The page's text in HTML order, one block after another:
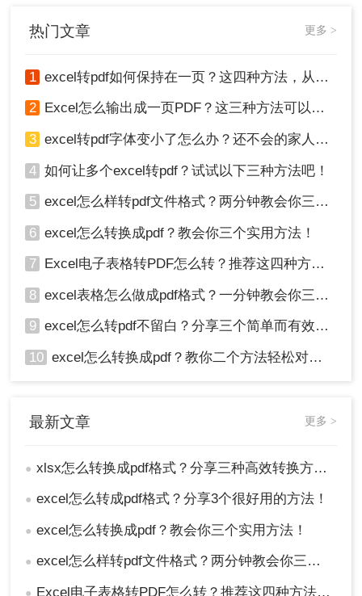
看。热门文章 更多 >
1 excel转pdf如何保持在一页？这四种方法，从此再也不用分页困扰你！
2 Excel怎么输出成一页PDF？这三种方法可以解决！
3 excel转pdf字体变小了怎么办？还不会的家人们快进来看
4 如何让多个excel转pdf？试试以下三种方法吧！
5 excel怎么样转pdf文件格式？两分钟教会你三种方法
6 excel怎么转换成pdf？教会你三个实用方法！
7 Excel电子表格转PDF怎么转？推荐这四种方法给大家！
8 excel表格怎么做成pdf格式？一分钟教会你三个方法！
9 excel怎么转pdf不留白？分享三个简单而有效的方法！
10 excel怎么转换成pdf？教你二个方法轻松对应！
最新文章 更多 >
● xlsx怎么转换成pdf格式？分享三种高效转换方法！
● excel怎么转成pdf格式？分享3个很好用的方法！
● excel怎么转换成pdf？教会你三个实用方法！
● excel怎么样转pdf文件格式？两分钟教会你三种方法
● Excel电子表格转PDF怎么转？推荐这四种方法给大家！